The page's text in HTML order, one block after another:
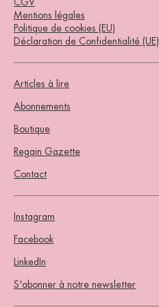
CGV
Mentions légales
Politique de cookies (EU)
Déclaration de Confidentialité (UE)
Articles à lire
Abonnements
Boutique
Regain Gazette
Contact
Instagram
Facebook
LinkedIn
S'abonner à notre newsletter